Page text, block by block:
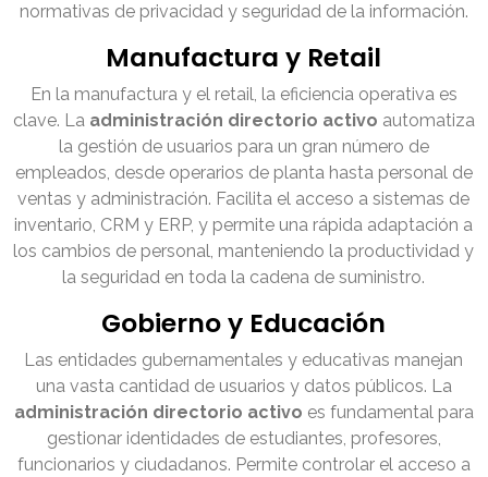
normativas de privacidad y seguridad de la información.
Manufactura y Retail
En la manufactura y el retail, la eficiencia operativa es
clave. La administración directorio activo automatiza
la gestión de usuarios para un gran número de
empleados, desde operarios de planta hasta personal de
ventas y administración. Facilita el acceso a sistemas de
inventario, CRM y ERP, y permite una rápida adaptación a
los cambios de personal, manteniendo la productividad y
la seguridad en toda la cadena de suministro.
Gobierno y Educación
Las entidades gubernamentales y educativas manejan
una vasta cantidad de usuarios y datos públicos. La
administración directorio activo es fundamental para
gestionar identidades de estudiantes, profesores,
funcionarios y ciudadanos. Permite controlar el acceso a